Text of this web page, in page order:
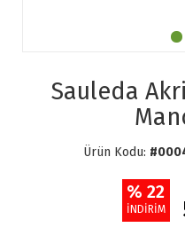
Sauleda
Ürün Kodu:
% 22
İNDİRİM